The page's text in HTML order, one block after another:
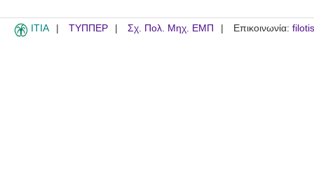
ITIA ΤΥΠΠΕΡ Σχ. Πολ. Μηχ. ΕΜΠ Επικοινωνία: